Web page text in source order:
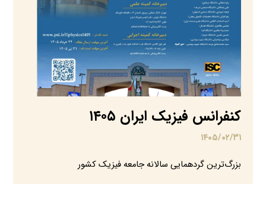
کنفرانس فیزیک ایران ۱۴۰۵
۱۴۰۵/۰۲/۳۱
بزرگ‌ترین گردهمایی سالانه جامعه فیزیک کشور ‌